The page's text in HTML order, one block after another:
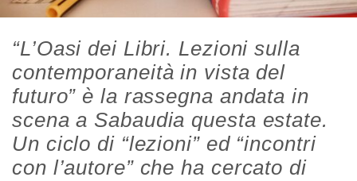
“L’Oasi dei Libri. Lezioni sulla
contemporaneità in vista del
futuro” è la rassegna andata in
scena a Sabaudia questa estate.
Un ciclo di “lezioni” ed “incontri
con l’autore” che ha cercato di